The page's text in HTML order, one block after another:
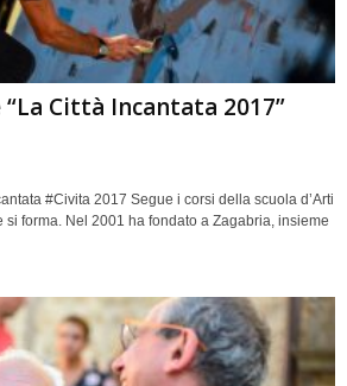
Città Incantata 2017”
#Civita 2017 Segue i corsi della scuola d’Arti
forma. Nel 2001 ha fondato a Zagabria, insieme